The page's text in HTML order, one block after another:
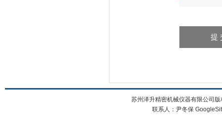
苏州泽升精密机械仪器有限公司
联系人：尹冬保